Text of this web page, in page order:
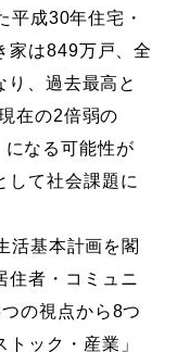
成30年住宅・
家は849万戸、全
、過去最高と
在の2倍弱の
なる可能性が
して社会課題に
活基本計画を閣
住者・コミュニ
の視点から8つ
ック・産業」